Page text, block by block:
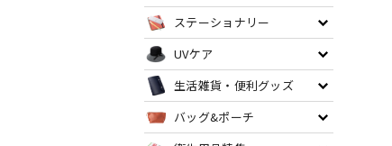
ステーショナリー
UVケア
生活雑貨・便利グッズ
バッグ&ポーチ